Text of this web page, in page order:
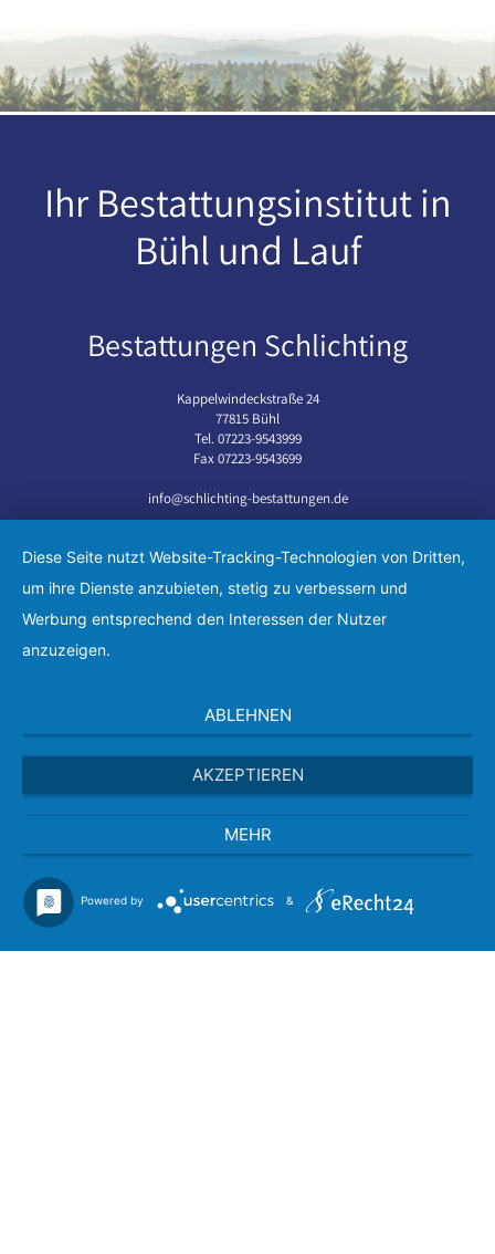
Ihr Bestattungsinstitut in
Bühl und Lauf
Bestattungen Schlichting
Kappelwindeckstraße 24
77815 Bühl
Tel. 07223-9543999
Fax 07223-9543699
info@schlichting-bestattungen.de
77886 Lauf
Fax 07841-6719886
Trauerhilfe
Bestattungsvorsorge
Aktuelles
Kontakt
© 2026 Bestattungen Schlichting |
Diese Seite nutzt Website-Tracking-Technologien von Dritten,
um ihre Dienste anzubieten, stetig zu verbessern und
Werbung entsprechend den Interessen der Nutzer
anzuzeigen.
ABLEHNEN
AKZEPTIEREN
MEHR
Powered by &